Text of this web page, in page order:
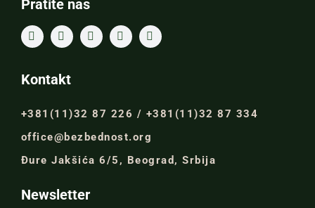
Pratite nas
Kontakt
+381(11)32 87 226 / +381(11)32 87 334
office@bezbednost.org
Đure Jakšića 6/5, Beograd, Srbija
Newsletter